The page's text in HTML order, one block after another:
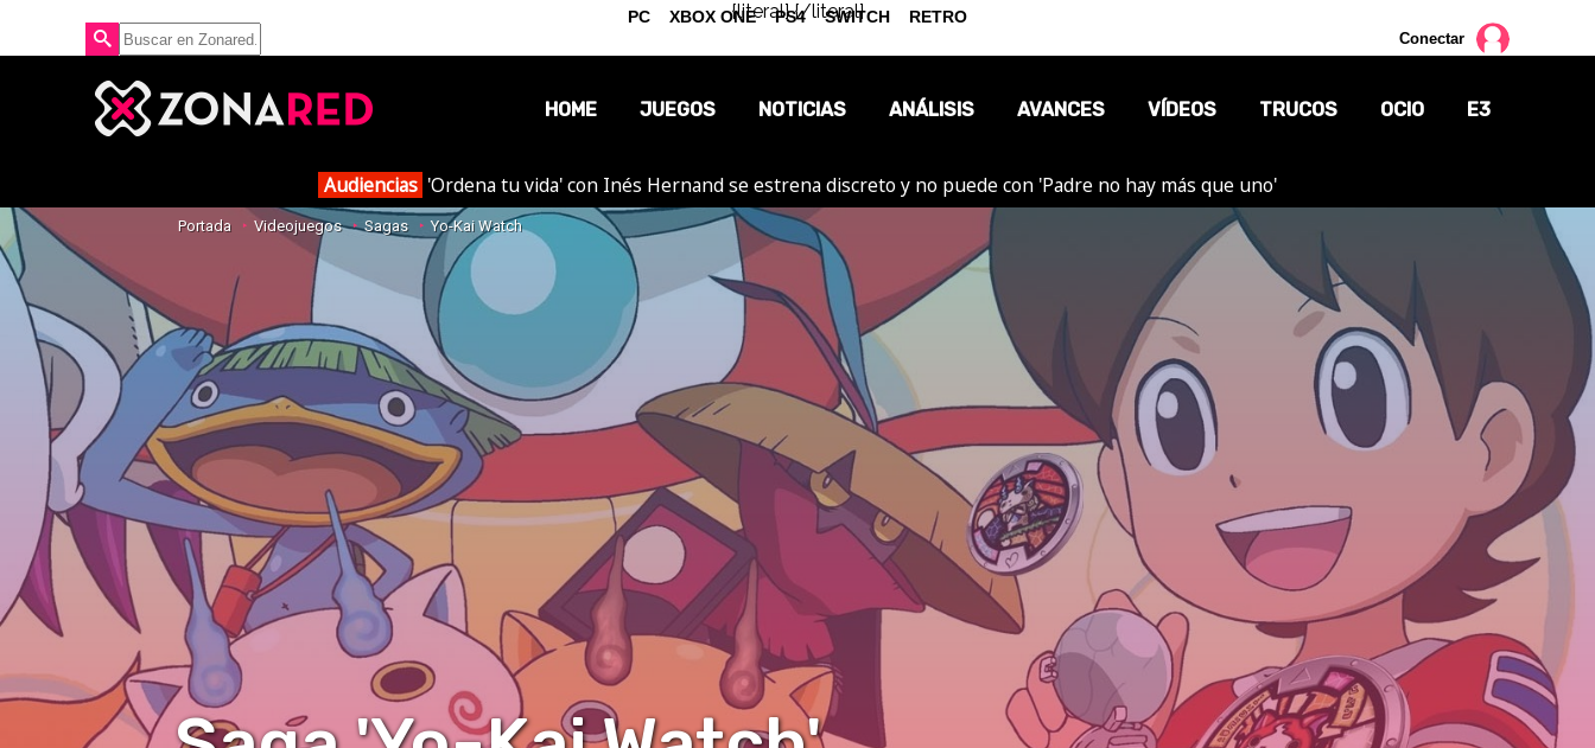
{literal}{/literal}
Conectar
HOME JUEGOS NOTICIAS
OPINIÓN
REPORTAJES
ANÁLISIS AVANCES VÍDEOS TRUCOS OCIO
CÓMICS
MANGA
E3
Audiencias 'Ordena tu vida' con Inés Hernand se estrena discreto y no puede con 'Padre no hay más que uno'
Portada Videojuegos Sagas Yo-Kai Watch
PC XBOX ONE PS4 SWITCH RETRO